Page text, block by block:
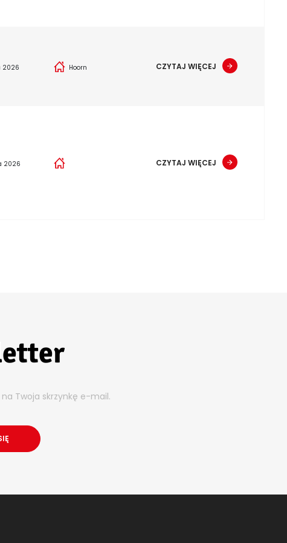
2026 Hoorn CZYTAJ WIĘCEJ
2026 CZYTAJ WIĘCEJ
Twoja skrzynkę e-mail.